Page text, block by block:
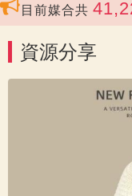
目前媒合共 41,224
資源分享